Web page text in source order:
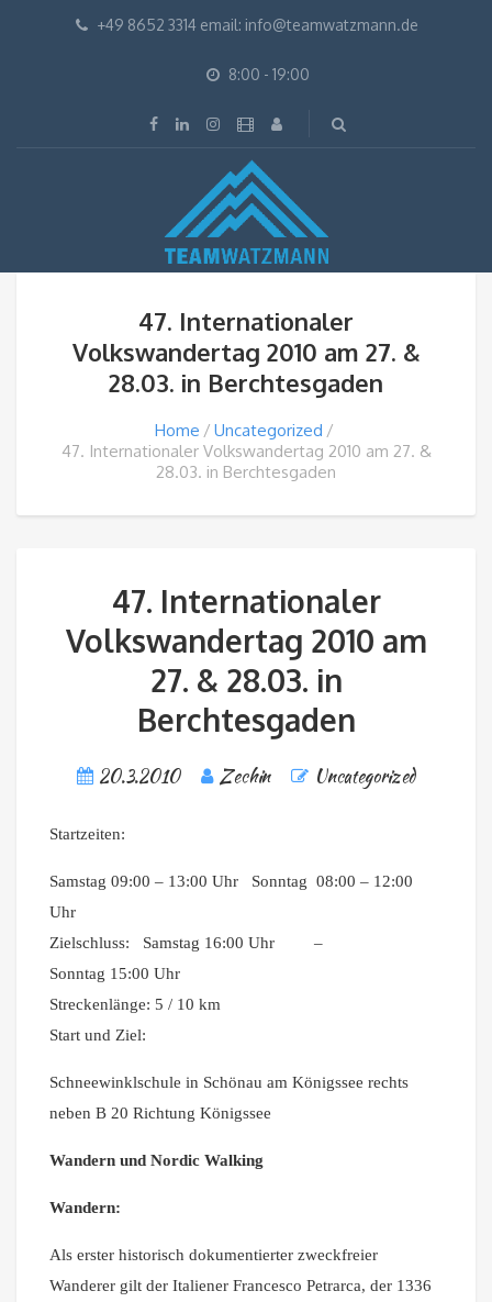
+49 8652 3314 email: info@teamwatzmann.de
8:00 - 19:00
47. Internationaler
Volkswandertag 2010 am 27. &
28.03. in Berchtesgaden
Home
Uncategorized
47. Internationaler Volkswandertag 2010 am 27. &
28.03. in Berchtesgaden
47. Internationaler
Volkswandertag 2010 am
27. & 28.03. in
Berchtesgaden
20.3.2010 Zechin Uncategorized
Startzeiten:
Samstag 09:00 – 13:00 Uhr Sonntag 08:00 – 12:00
Uhr
Zielschluss: Samstag 16:00 Uhr –
Sonntag 15:00 Uhr
Streckenlänge: 5 / 10 km
Start und Ziel:
Schneewinklschule in Schönau am Königssee rechts
neben B 20 Richtung Königssee
Wandern und Nordic Walking
Wandern:
Als erster historisch dokumentierter zweckfreier
Wanderer gilt der Italiener Francesco Petrarca, der 1336